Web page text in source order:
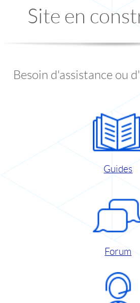
Site en
Besoin d'assistance ou
Guides
Forum